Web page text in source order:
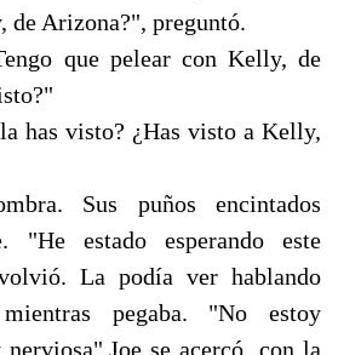
de Arizona?", preguntó.
que pelear con Kelly, de
has visto? ¿Has visto a Kelly,
Sus puños encintados
"He estado esperando este
La podía ver hablando
pegaba. "No estoy
se acercó, con la